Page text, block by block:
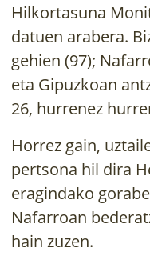
Hilkortasuna
datuen arabera.
gehien (97);
eta Gipuzkoan
26, hurrenez
Horrez gain,
pertsona hil dira
eragindako
Nafarroan
hain zuzen.